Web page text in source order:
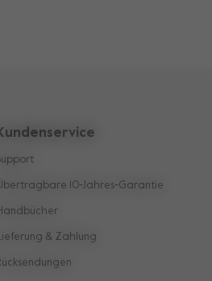
10-Jahres-Garantie
& Zahlung